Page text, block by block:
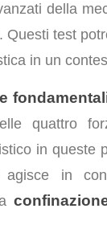
della
Questi test
in un
quattro
in queste
in